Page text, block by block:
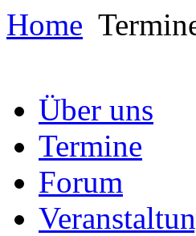
Home
Über uns
Termine
Forum